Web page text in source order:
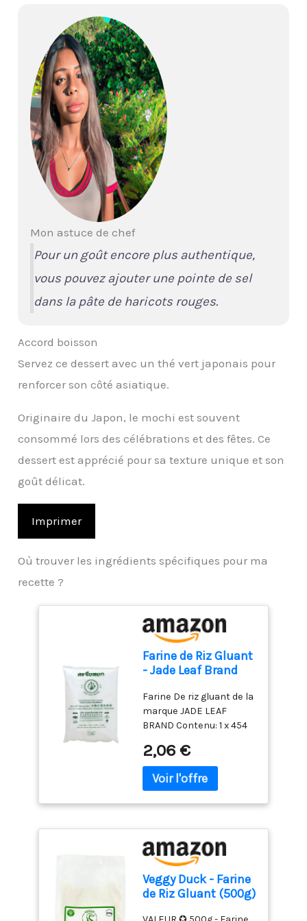
Mon astuce de chef
Pour un goût encore plus authentique,
vous pouvez ajouter une pointe de sel
dans la pâte de haricots rouges.
Accord boisson
Servez ce dessert avec un thé vert japonais pour
renforcer son côté asiatique.
Originaire du Japon, le mochi est souvent
consommé lors des célébrations et des fêtes. Ce
dessert est apprécié pour sa texture unique et son
goût délicat.
Imprimer
Où trouver les ingrédients spécifiques pour ma
recette ?
Farine de Riz Gluant
- Jade Leaf Brand
Farine De riz gluant de la
marque JADE LEAF
BRAND Contenu: 1 x 454
Thaïlande De la marque
JADE LEAF BRAND
Qualité supérieure
2,06 €
Veggy Duck - Farine
de Riz Gluant (500g)